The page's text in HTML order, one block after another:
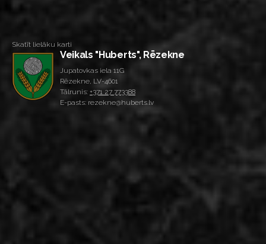
Skatīt lielāku karti
Veikals "Huberts", Rēzekne
Jupatovkas iela 11G
Rēzekne, LV-4601
Tālrunis: +371 27 773388
E-pasts: rezekne@huberts.lv